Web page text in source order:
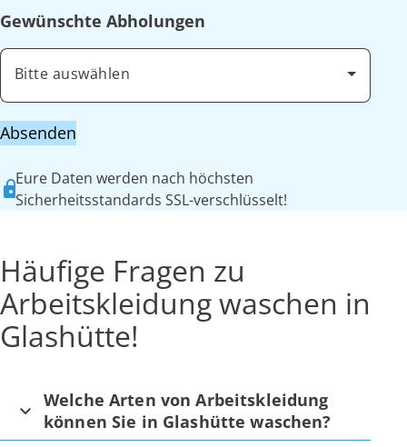
Gewünschte Abholungen
Bitte auswählen
Absenden
Eure Daten werden nach höchsten
Sicherheitsstandards SSL-verschlüsselt!
Häufige Fragen zu
Arbeitskleidung waschen in
Glashütte!
Welche Arten von Arbeitskleidung
können Sie in Glashütte waschen?